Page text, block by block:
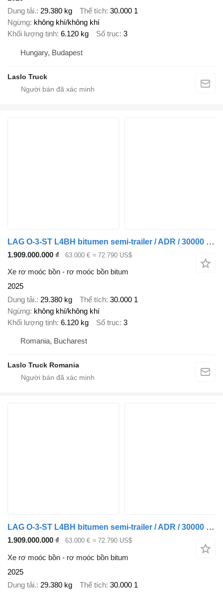
Dung tải. 29.380 kg Thể tích 30.000 1
Ngừng không khí/không khí
Khối lượng tịnh 6.120 kg Số trục 3
Hungary, Budapest
Laslo Truck
LAG O-3-ST L4BH bitumen semi-trailer / ADR / 30000 l / 4 units
1.909.000.000 ₫ 63.000 € ≈ 72.790 US$
Xe rơ moóc bồn - rơ moóc bồn bitum
2025
Dung tải. 29.380 kg Thể tích 30.000 1
Ngừng không khí/không khí
Khối lượng tịnh 6.120 kg Số trục 3
Romania, Bucharest
Laslo Truck Romania
LAG O-3-ST L4BH bitumen semi-trailer / ADR / 30000 l / Several units
1.909.000.000 ₫ 63.000 € ≈ 72.790 US$
Xe rơ moóc bồn - rơ moóc bồn bitum
2025
Dung tải. 29.380 kg Thể tích 30.000 1